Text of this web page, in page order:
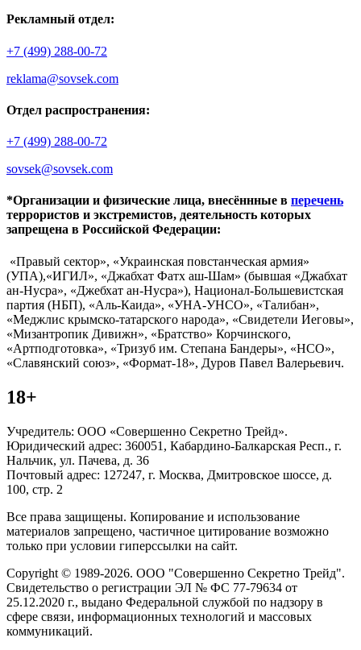
Рекламный отдел:
+7 (499) 288-00-72
reklama@sovsek.com
Отдел распространения:
+7 (499) 288-00-72
sovsek@sovsek.com
*Организации и физические лица, внесённные в перечень
террористов и экстремистов, деятельность которых
запрещена в Российской Федерации:
«Правый сектор», «Украинская повстанческая армия»
(УПА),«ИГИЛ», «Джабхат Фатх аш-Шам» (бывшая «Джабхат
ан-Нусра», «Джебхат ан-Нусра»), Национал-Большевистская
партия (НБП), «Аль-Каида», «УНА-УНСО», «Талибан»,
«Меджлис крымско-татарского народа», «Свидетели Иеговы»,
«Мизантропик Дивижн», «Братство» Корчинского,
«Артподготовка», «Тризуб им. Степана Бандеры», «НСО»,
«Славянский союз», «Формат-18», Дуров Павел Валерьевич.
18+
Учредитель: ООО «Совершенно Секретно Трейд».
Юридический адрес: 360051, Кабардино-Балкарская Респ., г.
Нальчик, ул. Пачева, д. 36
Почтовый адрес: 127247, г. Москва, Дмитровское шоссе, д.
100, стр. 2
Все права защищены. Копирование и использование
материалов запрещено, частичное цитирование возможно
только при условии гиперссылки на сайт.
Copyright © 1989-2026. ООО "Совершенно Секретно Трейд".
Свидетельство о регистрации ЭЛ № ФС 77-79634 от
25.12.2020 г., выдано Федеральной службой по надзору в
сфере связи, информационных технологий и массовых
коммуникаций.